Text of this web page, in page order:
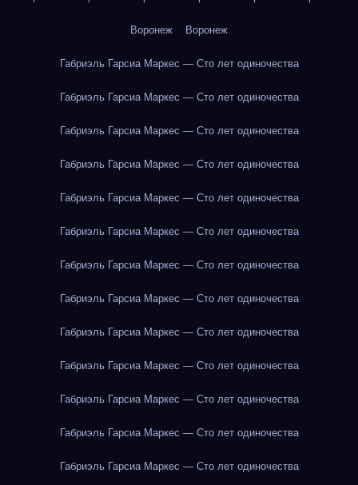
Воронеж Воронеж
Габриэль Гарсиа Маркес — Сто лет одиночества
Габриэль Гарсиа Маркес — Сто лет одиночества
Габриэль Гарсиа Маркес — Сто лет одиночества
Габриэль Гарсиа Маркес — Сто лет одиночества
Габриэль Гарсиа Маркес — Сто лет одиночества
Габриэль Гарсиа Маркес — Сто лет одиночества
Габриэль Гарсиа Маркес — Сто лет одиночества
Габриэль Гарсиа Маркес — Сто лет одиночества
Габриэль Гарсиа Маркес — Сто лет одиночества
Габриэль Гарсиа Маркес — Сто лет одиночества
Габриэль Гарсиа Маркес — Сто лет одиночества
Габриэль Гарсиа Маркес — Сто лет одиночества
Габриэль Гарсиа Маркес — Сто лет одиночества